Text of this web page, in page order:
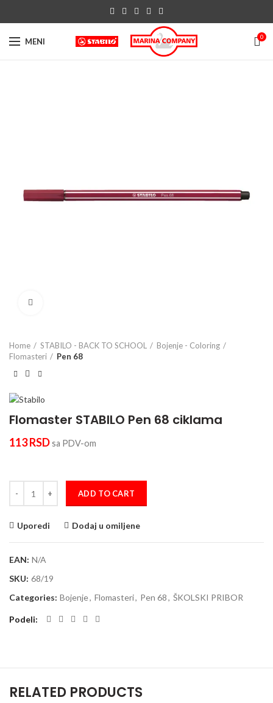
MENI 0
Home STABILO - BACK TO SCHOOL
Bojenje - Coloring
Flomasteri
Pen 68
Flomaster STABILO Pen 68 ciklama
113RSDsa PDV-om
ADD TO CART
Uporedi Dodaj u omiljene
EAN: N/A
SKU: 68/19
Categories: Bojenje, Flomasteri, Pen 68, ŠKOLSKI PRIBOR
Podeli
RELATED PRODUCTS